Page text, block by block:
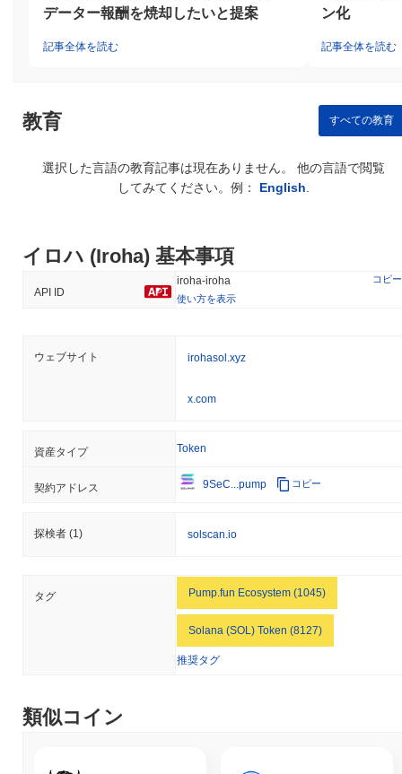
データー報酬を焼却したいと提案
記事全体を読む
ン化
記事全体を読む
教育 すべての教育
選択した言語の教育記事は現在ありません。 他の言語で閲覧
してみてください。例： English
イロハ (Iroha) 基本事項
API ID
iroha-iroha
コピー
使い方を表示
ウェブサイト irohasol.xyz
x.com
資産タイプ Token
契約アドレス 9SeC...pump コピー
探検者 (1) solscan.io
タグ Pump.fun Ecosystem (1045)
Solana (SOL) Token (8127)
推奨タグ
類似コイン